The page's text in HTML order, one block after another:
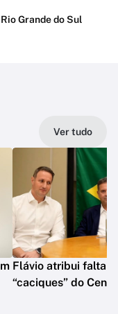
Grande do Sul
Ver tudo
Flávio atribui falta
“caciques” do